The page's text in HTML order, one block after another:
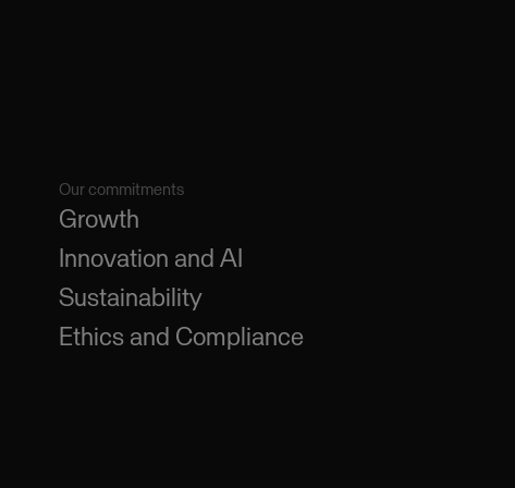
Our commitments
Growth
Innovation and AI
Sustainability
Ethics and Compliance